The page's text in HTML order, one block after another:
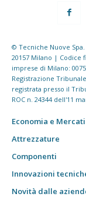
© Tecniche Nuove
20157 Milano | Codice
imprese di Milano:
Registrazione
registrata presso il
ROC n. 24344 dell'11
Economia e Mercati
Attrezzature
Componenti
Innovazioni
Novità dalle